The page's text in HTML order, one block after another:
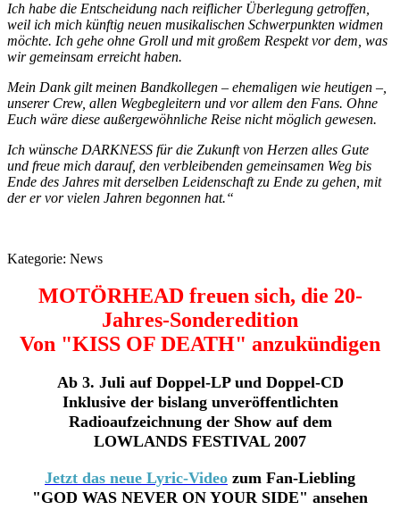
Ich habe die Entscheidung nach reiflicher Überlegung getroffen,
weil ich mich künftig neuen musikalischen Schwerpunkten widmen
möchte. Ich gehe ohne Groll und mit großem Respekt vor dem, was
wir gemeinsam erreicht haben.
Mein Dank gilt meinen Bandkollegen – ehemaligen wie heutigen –,
unserer Crew, allen Wegbegleitern und vor allem den Fans. Ohne
Euch wäre diese außergewöhnliche Reise nicht möglich gewesen.
Ich wünsche DARKNESS für die Zukunft von Herzen alles Gute
und freue mich darauf, den verbleibenden gemeinsamen Weg bis
Ende des Jahres mit derselben Leidenschaft zu Ende zu gehen, mit
der er vor vielen Jahren begonnen hat.“
Kategorie: News
MOTÖRHEAD freuen sich, die 20-
Jahres-Sonderedition
Von "KISS OF DEATH" anzukündigen
Ab 3. Juli auf Doppel-LP und Doppel-CD
Inklusive der bislang unveröffentlichten
Radioaufzeichnung der Show auf dem
LOWLANDS FESTIVAL 2007
Jetzt das neue Lyric-Video zum Fan-Liebling
"GOD WAS NEVER ON YOUR SIDE" ansehen